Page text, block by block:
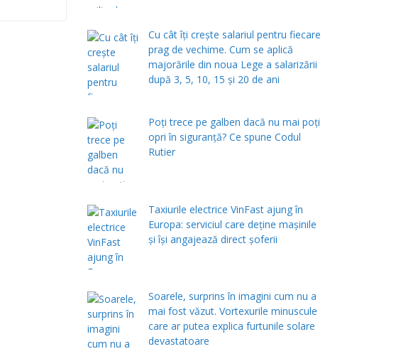
Cu cât îți crește salariul pentru fiecare
prag de vechime. Cum se aplică
majorările din noua Lege a salarizării
după 3, 5, 10, 15 și 20 de ani
Poți trece pe galben dacă nu mai poți
opri în siguranță? Ce spune Codul
Rutier
Taxiurile electrice VinFast ajung în
Europa: serviciul care deține mașinile
și își angajează direct șoferii
Soarele, surprins în imagini cum nu a
mai fost văzut. Vortexurile minuscule
care ar putea explica furtunile solare
devastatoare